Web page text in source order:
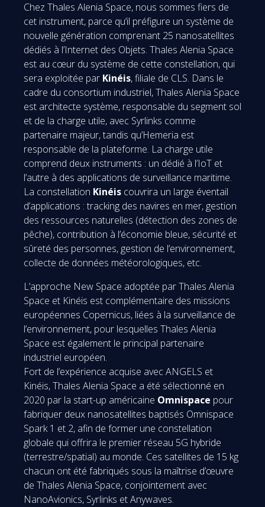
Chez Thales Alenia Space, nous sommes fiers de
cet instrument, parce qu’il préfigure un système de
nouvelle génération comprenant 25 nanosatellites
dédiés à l’Internet des Objets. Thales Alenia Space
est au cœur du système de cette constellation, qui
sera exploitée par Kinéis, filiale de CLS. Dans le
cadre du consortium industriel, Thales Alenia Space
est architecte système, responsable du segment sol
et de la charge utile, avec Syrlinks comme
partenaire majeur, tandis qu’Hemeria est
responsable de la plateforme. La charge utile
comprend deux instruments : un dédié à l’IoT et
l’autre à des applications de surveillance maritime.
La constellation Kinéis couvrira un large éventail
d’applications : tracking des navires en mer, gestion
des ressources naturelles (détection des zones de
pêche), contribution à l’économie bleue, sécurité et
sûreté des personnes, gestion de l’environnement,
collecte de données météorologiques, etc.
L’approche New Space adoptée par Thales Alenia
Space et Kinéis est complémentaire des missions
européennes Copernicus, liées à la surveillance de
l’environnement, pour lesquelles Thales Alenia
Space est également le principal partenaire
industriel européen.
Fort de l’expérience acquise avec ANGELS et
Kinéis, Thales Alenia Space a été sélectionné en
2020 par la start-up américaine Omnispace pour
fabriquer deux nanosatellites baptisés Omnispace
Spark 1 et 2, afin de former une constellation
globale qui offrira le premier réseau 5G hybride
(terrestre/spatial) au monde. Ces satellites de 15 kg
chacun ont été fabriqués sous la maîtrise d’œuvre
de Thales Alenia Space, conjointement avec
NanoAvionics, Syrlinks et Anywaves.